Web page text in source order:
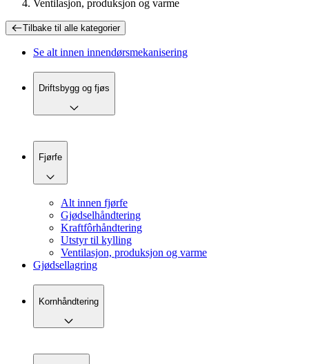
Ventilasjon, produksjon og varme
Tilbake til alle kategorier
Se alt innen innendørsmekanisering
Driftsbygg og fjøs
Fjørfe
Alt innen fjørfe
Gjødselhåndtering
Kraftfôrhåndtering
Utstyr til kylling
Ventilasjon, produksjon og varme
Gjødsellagring
Kornhåndtering